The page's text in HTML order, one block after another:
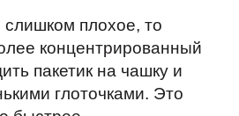
слишком плохое, то
концентрированный
пакетик на чашку и
глоточками. Это